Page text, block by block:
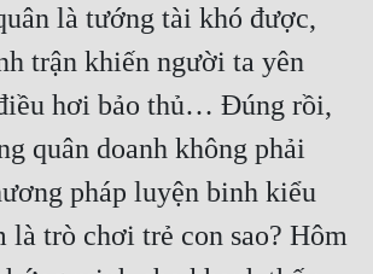
là tướng tài khó được,
trận khiến người ta yên
hơi bảo thủ… Đúng rồi,
quân doanh không phải
pháp luyện binh kiểu
là trò chơi trẻ con sao? Hôm